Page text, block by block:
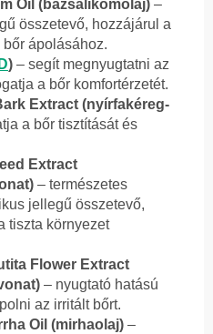
Oil (bazsalikomolaj) –
összetevő, hozzájárul a
ápolásához.
) – segít megnyugtatni az
a bőr komfortérzetét.
Extract (nyírfakéreg-
a bőr tisztítását és
Extract
– természetes
jellegű összetevő,
tiszta környezet
Flower Extract
– nyugtató hatású
az irritált bőrt.
Oil (mirhaolaj) –